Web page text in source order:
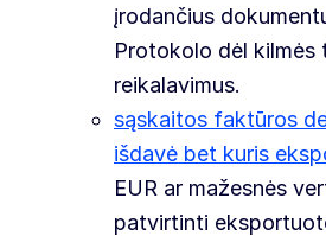
įrodančius
Protokolo dėl kilmės
reikalavimus.
sąskaitos faktūros
išdavė bet kuris
EUR ar mažesnės
patvirtinti